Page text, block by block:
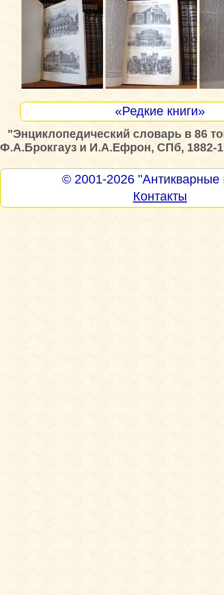
«Редкие книги»
"Энциклопедический словарь в 86
Ф.А.Брокгауз и И.А.Ефрон, СПб, 1882-
© 2001-2026 "Антикварные
Контакты